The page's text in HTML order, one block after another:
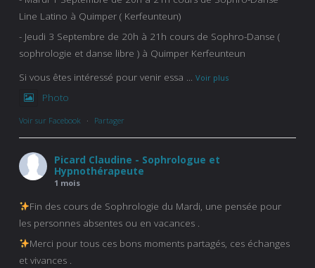
Line Latino à Quimper ( Kerfeunteun)
- Jeudi 3 Septembre de 20h à 21h cours de Sophro-Danse (
sophrologie et danse libre ) à Quimper Kerfeunteun
Si vous êtes intéressé pour venir essa ... Voir plus
Photo
Voir sur Facebook · Partager
Picard Claudine - Sophrologue et
Hypnothérapeute
1 mois
Fin des cours de Sophrologie du Mardi, une pensée pour
les personnes absentes ou en vacances .
Merci pour tous ces bons moments partagés, ces échanges
et vivances .